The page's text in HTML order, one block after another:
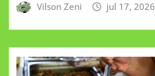
Vilson Zeni jul 17, 2026